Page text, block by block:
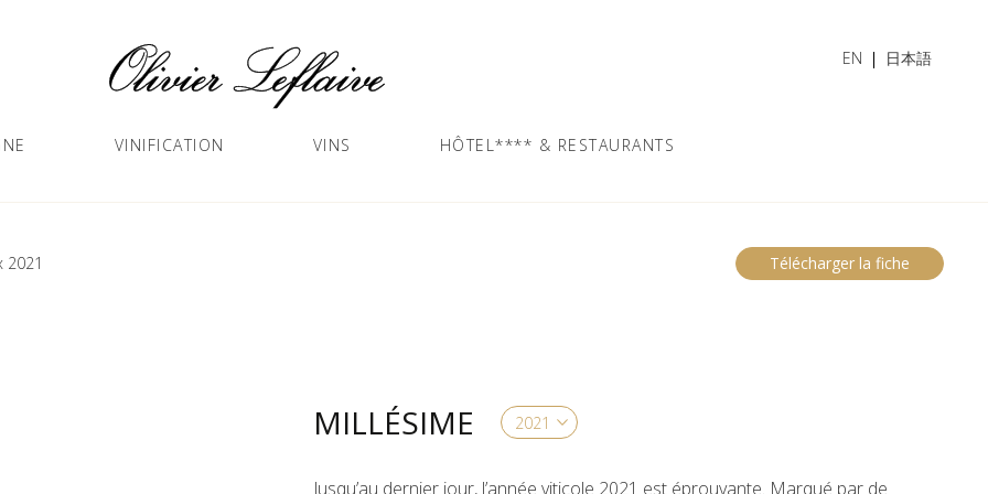
EN 日本語
VINIFICATION VINS HÔTEL**** & RESTAURANTS
2021 Télécharger la fiche
MILLÉSIME
Jusqu’au dernier jour, l’année viticole 2021 est éprouvante. Marqué par de